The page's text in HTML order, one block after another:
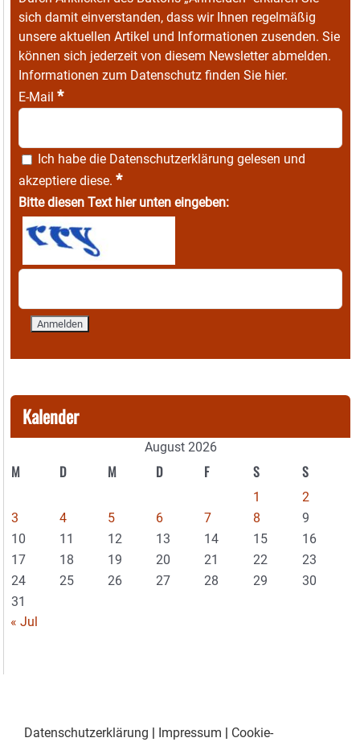
sich damit einverstanden, dass wir Ihnen regelmäßig
unsere aktuellen Artikel und Informationen zusenden. Sie
können sich jederzeit von diesem Newsletter abmelden.
Informationen zum Datenschutz finden Sie hier.
E-Mail *
Ich habe die Datenschutzerklärung gelesen und
akzeptiere diese. *
Bitte diesen Text hier unten eingeben:
Kalender
August 2026
M D M D F S S
1
2
3
4 5 6 7 8
9
10
11 12 13 14 15
16
17
18 19 20 21 22
23
24
25 26 27 28 29
30
31
« Jul
Datenschutzerklärung Impressum Cookie-